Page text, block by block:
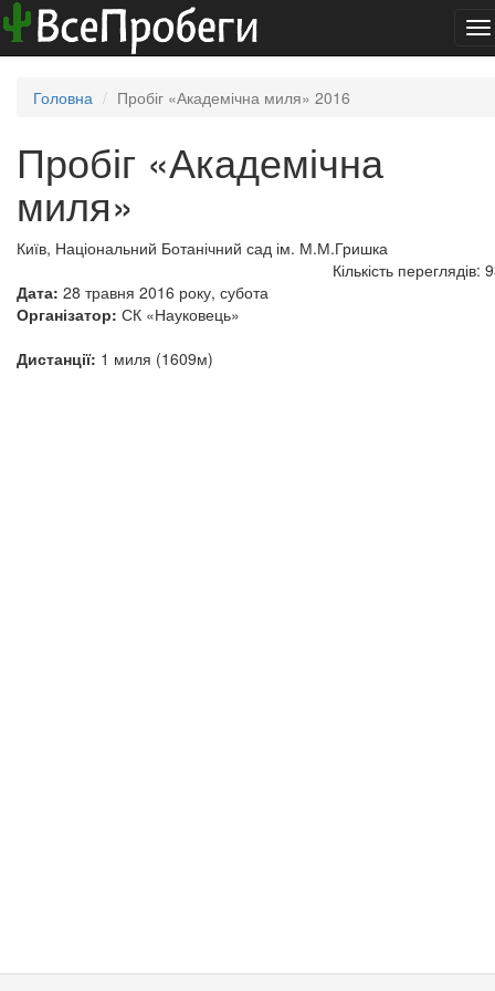
Головна Пробіг «Академічна миля» 2016
Пробіг «Академічна
миля»
Київ, Національний Ботанічний сад ім. М.М.Гришка
Кількість переглядів:
Дата: 28 травня 2016 року, субота
Організатор: СК «Науковець»
Дистанції: 1 миля (1609м)